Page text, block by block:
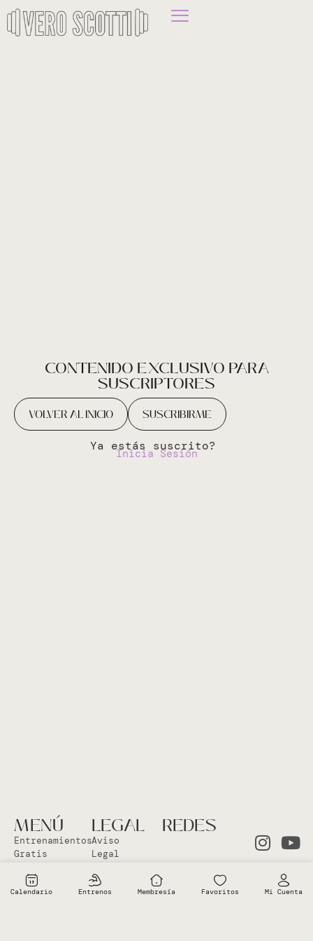
CONTENIDO EXCLUSIVO PARA
SUSCRIPTORES
VOLVER AL INICIO SUSCRIBIRME
Ya estás suscrito?
Inicia Sesión
MENÚ
Entrenamientos
Gratis
Clases en
el Studio
LEGAL
Aviso
Legal
Política
Cookies
REDES
Calendario Entrenos Membresía Favoritos Mi Cuenta